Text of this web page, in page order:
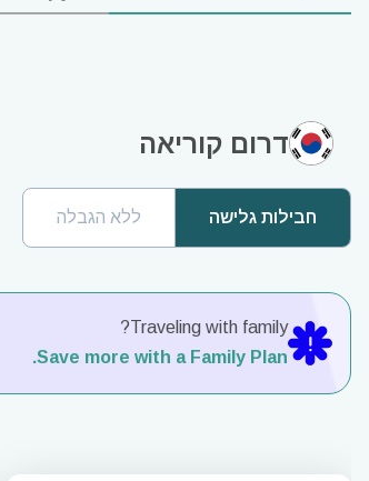
דרום קוריאה
חבילות גלישה ללא הגבלה
Traveling with family?
Save more with a Family Plan.